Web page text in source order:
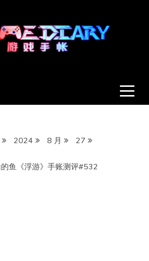
2024 8 月
27
鱼《浮游》手账测评#532